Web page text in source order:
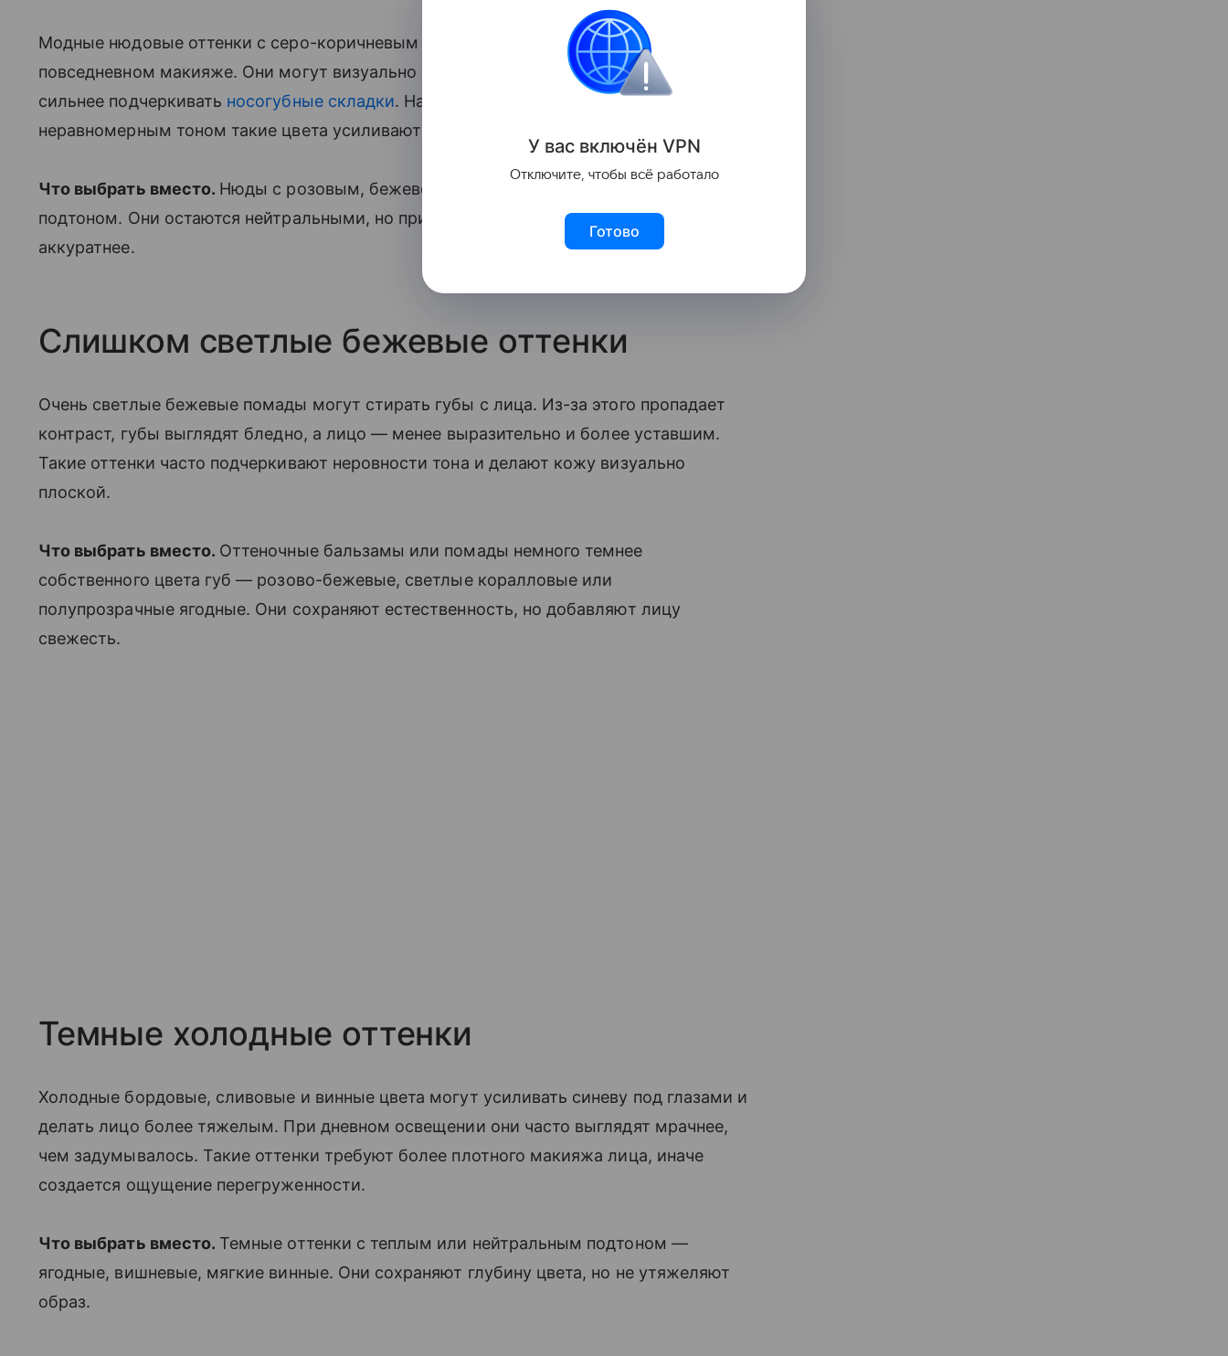
Модные нюдовые оттенки с серо-коричневым подтоном часто выглядят тяжело в
повседневном макияже. Они могут визуально утяжелять нижнюю часть лица и
сильнее подчеркивать носогубные складки. На коже с покраснениями или
неравномерным тоном такие цвета усиливают ощущение землистости и усталости.
Что выбрать вместо. Нюды с розовым, бежево-розовым или слегка персиковым
подтоном. Они остаются нейтральными, но при этом освежают лицо и выглядят
аккуратнее.
Слишком светлые бежевые оттенки
Очень светлые бежевые помады могут стирать губы с лица. Из-за этого пропадает
контраст, губы выглядят бледно, а лицо — менее выразительно и более уставшим.
Такие оттенки часто подчеркивают неровности тона и делают кожу визуально
плоской.
Что выбрать вместо. Оттеночные бальзамы или помады немного темнее
собственного цвета губ — розово-бежевые, светлые коралловые или
полупрозрачные ягодные. Они сохраняют естественность, но добавляют лицу
свежесть.
Темные холодные оттенки
Холодные бордовые, сливовые и винные цвета могут усиливать синеву под глазами и
делать лицо более тяжелым. При дневном освещении они часто выглядят мрачнее,
чем задумывалось. Такие оттенки требуют более плотного макияжа лица, иначе
создается ощущение перегруженности.
Что выбрать вместо. Темные оттенки с теплым или нейтральным подтоном —
ягодные, вишневые, мягкие винные. Они сохраняют глубину цвета, но не утяжеляют
образ.
У вас включён VPN
Отключите, чтобы всё работало
Готово